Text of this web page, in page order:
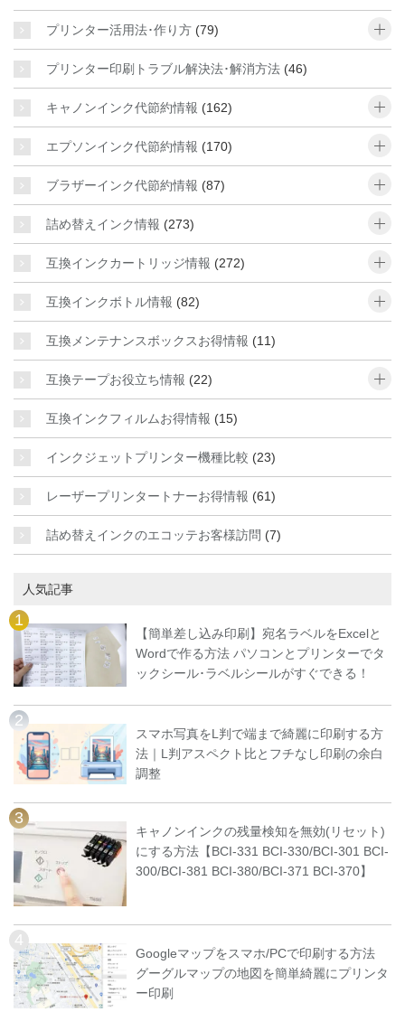
プリンター活用法･作り方 (79)
プリンター印刷トラブル解決法･解消方法 (46)
キャノンインク代節約情報 (162)
エプソンインク代節約情報 (170)
ブラザーインク代節約情報 (87)
詰め替えインク情報 (273)
互換インクカートリッジ情報 (272)
互換インクボトル情報 (82)
互換メンテナンスボックスお得情報 (11)
互換テープお役立ち情報 (22)
互換インクフィルムお得情報 (15)
インクジェットプリンター機種比較 (23)
レーザープリンタートナーお得情報 (61)
詰め替えインクのエコッテお客様訪問 (7)
人気記事
【簡単差し込み印刷】宛名ラベルをExcelと
Wordで作る方法 パソコンとプリンターでタ
ックシール･ラベルシールがすぐできる！
スマホ写真をL判で端まで綺麗に印刷する方
法｜L判アスペクト比とフチなし印刷の余白
調整
キャノンインクの残量検知を無効(リセット)
にする方法【BCI-331 BCI-330/BCI-301 BCI-
300/BCI-381 BCI-380/BCI-371 BCI-370】
Googleマップをスマホ/PCで印刷する方法
グーグルマップの地図を簡単綺麗にプリンタ
ー印刷